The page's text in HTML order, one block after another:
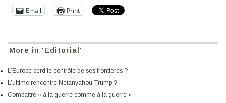
Email Print
More in 'Editorial'
L’Europe perd le contrôle de ses frontières ?
L’ultime rencontre Netanyahou-Trump ?
Combattre « à la guerre comme à la guerre »